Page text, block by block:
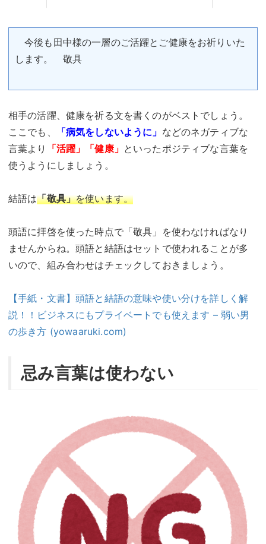
今後も田中様の一層のご活躍とご健康をお祈りいた
します。 敬具
相手の活躍、健康を祈る文を書くのがベストでしょう。
ここでも、
「病気をしないように」 などのネガティブな
言葉より
「活躍」「健康」 といったポジティブな言葉を
使うようにしましょう。
結語は「敬具」を使います。
頭語に拝啓を使った時点で「敬具」を使わなければなり
ませんからね。頭語と結語はセットで使われることが多
いので、組み合わせはチェックしておきましょう。
【手紙・文書】頭語と結語の意味や使い分けを詳しく解
説！！ビジネスにもプライベートでも使えます – 弱い男
の歩き方 (yowaaruki.com)
忌み言葉は使わない